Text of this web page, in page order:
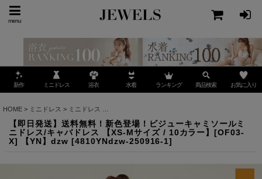
menu
新作 ミニドレス 浴衣 水着 ランキング 商品検索 お気に入り
HOME > ミニドレス > ミニドレス
【即日発送】送料無料！新色登場！ビジューキャミソールミ
ニドレス/キャバドレス 【XS-Mサイズ / 10カラー】[OF03-
X] 【YN】dzw [4810YNdzw-250916-1]